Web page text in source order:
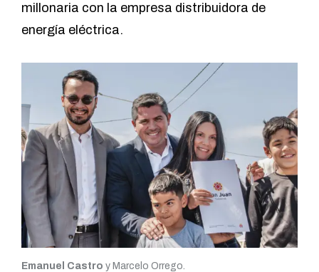
millonaria con la empresa distribuidora de
energía eléctrica.
Emanuel Castro y Marcelo Orrego.